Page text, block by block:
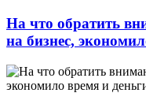
На что обратить
на бизнес,